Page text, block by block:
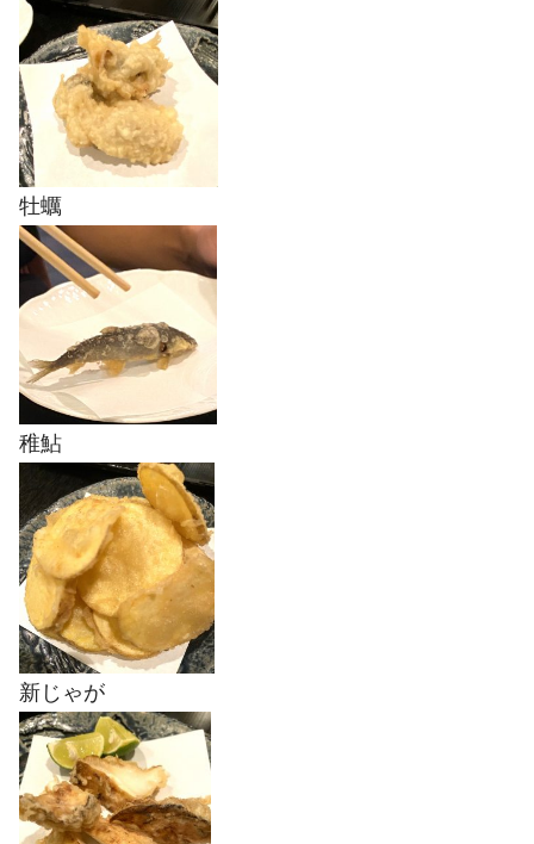
牡蠣
稚鮎
新じゃが